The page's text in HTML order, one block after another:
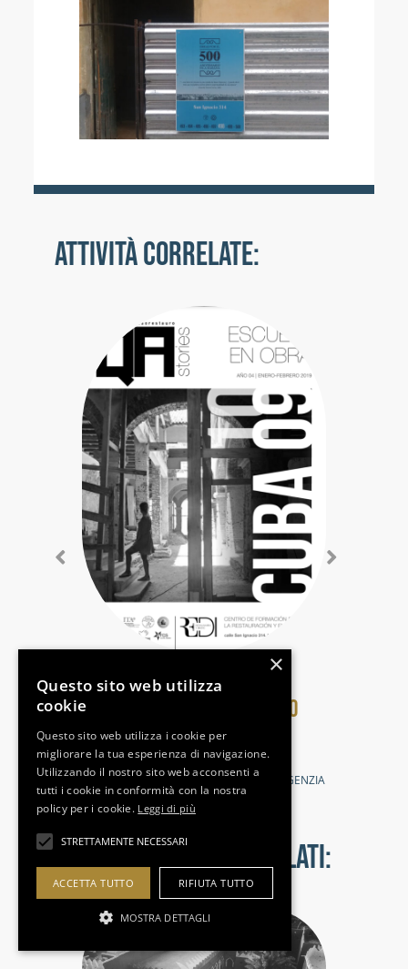
ATTIVITÀ CORRELATE:
11/02/2019
QUADERNI DI ASSORESTAURO
STORIES_A04N1 2019
QUADERNI
ASSORESTAURO,PUBLICATION, ICE AGENZIA
NEWS ED EVENTI CORRELATI:
×
Questo sito web utilizza
cookie
Questo sito web utilizza i cookie per
migliorare la tua esperienza di navigazione.
Utilizzando il nostro sito web acconsenti a
tutti i cookie in conformità con la nostra
policy per i cookie. Leggi di più
STRETTAMENTE NECESSARI
ACCETTA TUTTO RIFIUTA TUTTO
MOSTRA DETTAGLI